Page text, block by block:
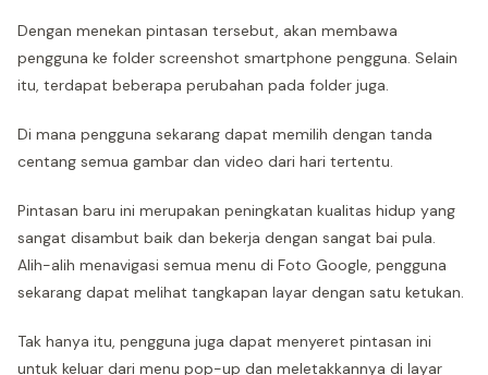
Dengan menekan pintasan tersebut, akan membawa
pengguna ke folder screenshot smartphone pengguna. Selain
itu, terdapat beberapa perubahan pada folder juga.
Di mana pengguna sekarang dapat memilih dengan tanda
centang semua gambar dan video dari hari tertentu.
Pintasan baru ini merupakan peningkatan kualitas hidup yang
sangat disambut baik dan bekerja dengan sangat bai pula.
Alih-alih menavigasi semua menu di Foto Google, pengguna
sekarang dapat melihat tangkapan layar dengan satu ketukan.
Tak hanya itu, pengguna juga dapat menyeret pintasan ini
untuk keluar dari menu pop-up dan meletakkannya di layar